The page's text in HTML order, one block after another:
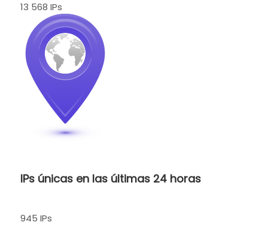
13 568 IPs
IPs únicas en las últimas 24 horas
945 IPs